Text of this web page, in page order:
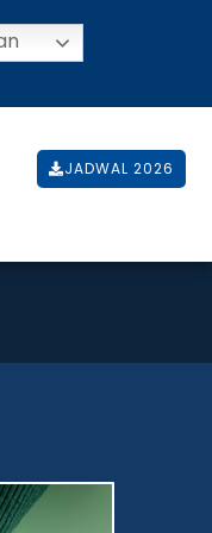
JADWAL 2026